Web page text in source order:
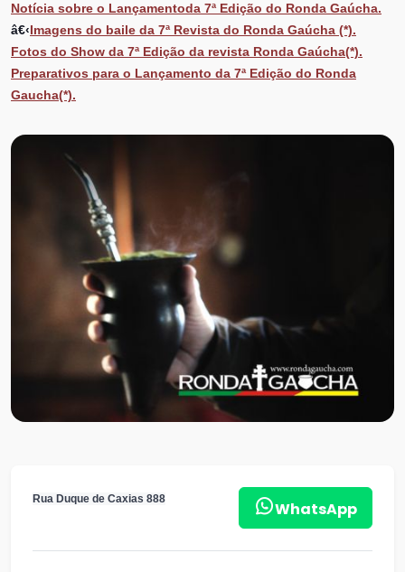
Notícia sobre o Lançamentoda 7ª Edição do Ronda Gaúcha.
â€‹Imagens do baile da 7ª Revista do Ronda Gaúcha (*).
Fotos do Show da 7ª Edição da revista Ronda Gaúcha(*).
Preparativos para o Lançamento da 7ª Edição do Ronda
Gaucha(*).
Rua Duque de Caxias 888 WhatsApp